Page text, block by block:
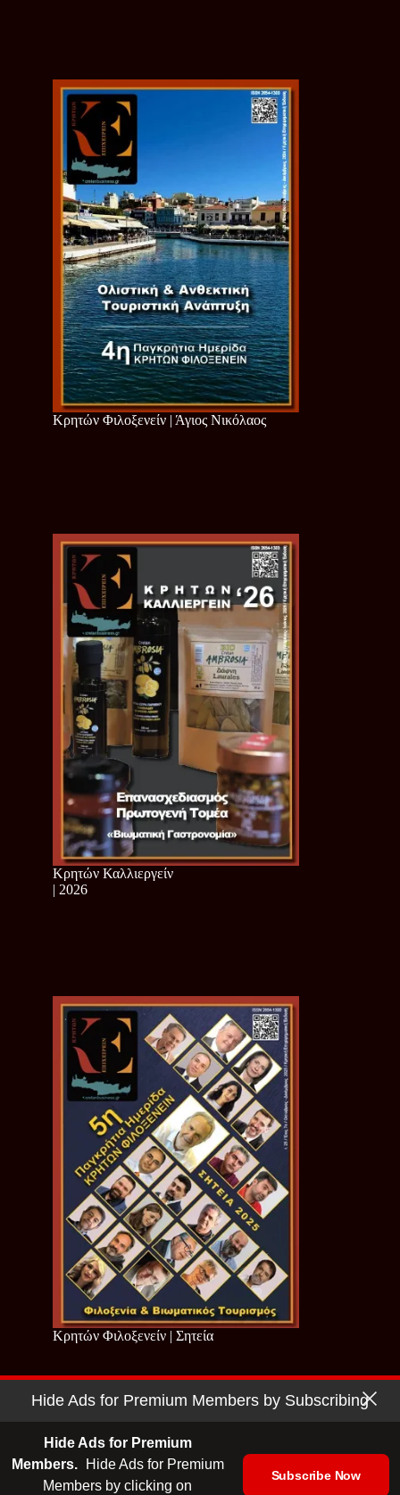
Κρητών Φιλοξενείν | Άγιος Νικόλαος
Κρητών Καλλιεργείν
| 2026
Κρητών Φιλοξενείν | Σητεία
Copyright © 2026 - Cretan Business | Κρητών Επιχειρείν
Hide Ads for Premium Members by Subscribing
Hide Ads for Premium
Members.
Hide Ads for Premium
Members by clicking on
Subscribe Now